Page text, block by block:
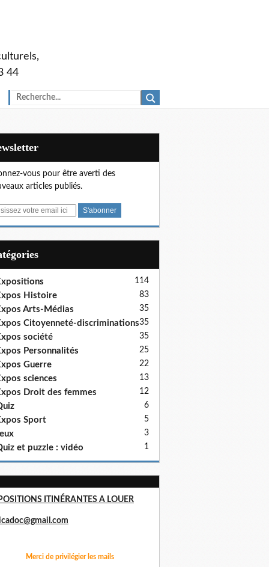
44
vous pour être averti des
articles publiés.
114
Histoire 83
Arts-Médias 35
Citoyenneté-discriminations35
société 35
Personnalités 25
Guerre 22
sciences 13
Droit des femmes 12
6
Sport 5
3
et puzzle : vidéo 1
ITINÉRANTES A LOUER
Merci de privilégier les mails